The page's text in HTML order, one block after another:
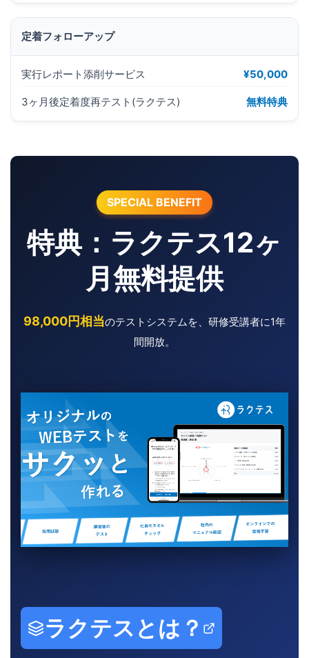
定着フォローアップ
実行レポート添削サービス ¥50,000
3ヶ月後定着度再テスト(ラクテス) 無料特典
SPECIAL BENEFIT
特典：ラクテス12ヶ
月無料提供
98,000円相当のテストシステムを、研修受講者に1年
間開放。
ラクテスとは？